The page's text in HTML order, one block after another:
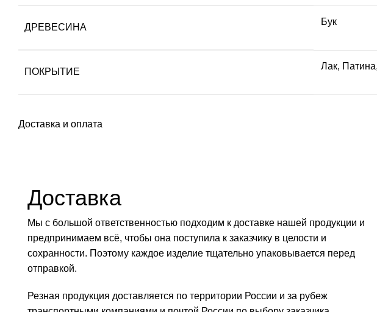
ДРЕВЕСИНА
Бук
ПОКРЫТИЕ
Лак, Патина,
Доставка и оплата
Доставка
Мы с большой ответственностью подходим к доставке нашей продукции и
предпринимаем всё, чтобы она поступила к заказчику в целости и
сохранности. Поэтому каждое изделие тщательно упаковывается перед
отправкой.
Резная продукция доставляется по территории России и за рубеж